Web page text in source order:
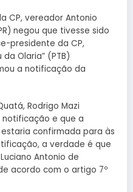
CP, vereador Antonio
negou que tivesse sido
presidente da CP,
Olaria” (PTB)
a notificação da
Rodrigo Mazi
e que a
confirmada para às
a verdade é que
Antonio de
acordo com o artigo 7º